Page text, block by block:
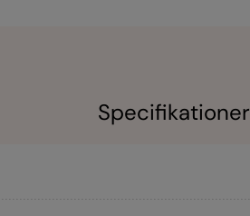
Specifikationer